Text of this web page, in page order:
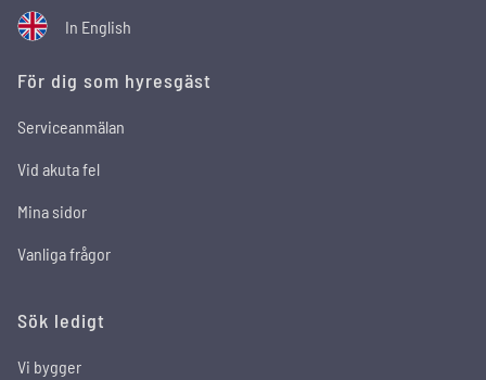
In English
För dig som hyresgäst
Serviceanmälan
Vid akuta fel
Mina sidor
Vanliga frågor
Sök ledigt
Vi bygger